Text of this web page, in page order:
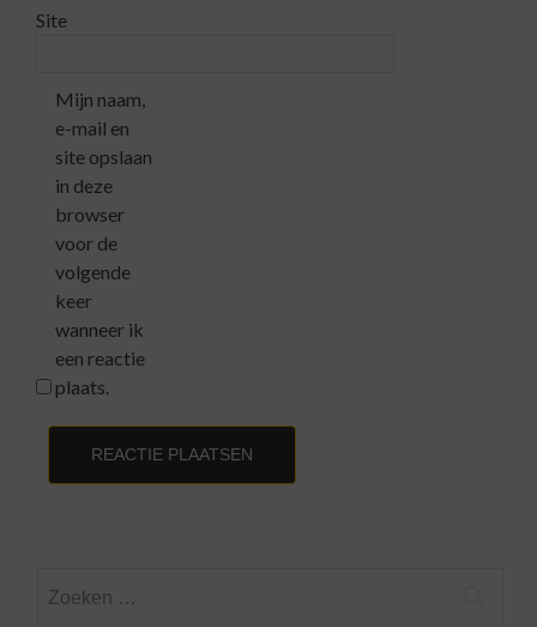
Site
Mijn naam,
e-mail en
site opslaan
in deze
browser
voor de
volgende
keer
wanneer ik
een reactie
plaats.
naar: